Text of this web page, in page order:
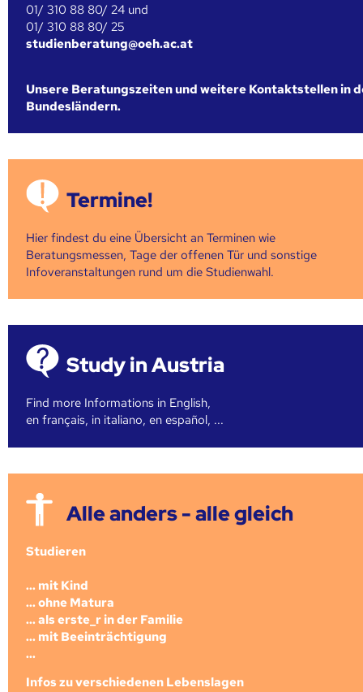
01/ 310 88 80/ 24 und
01/ 310 88 80/ 25
studienberatung@oeh.ac.at
Unsere Beratungszeiten und weitere Kontaktstellen in
Bundesländern.
Termine!
Hier findest du eine Übersicht an Terminen wie
Beratungsmessen, Tage der offenen Tür und sonstige
Infoveranstaltungen rund um die Studienwahl.
Study in Austria
Find more Informations in English,
en français, in italiano, en español, ...
Alle anders - alle gleich
Studieren
... mit Kind
... ohne Matura
... als erste_r in der Familie
... mit Beeinträchtigung
...
Infos zu verschiedenen Lebenslagen